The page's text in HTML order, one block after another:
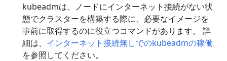
kubeadmは、ノードにインターネット接続がない状
態でクラスターを構築する際に、必要なイメージを
事前に取得するのに役立つコマンドがあります。 詳
細は、 インターネット接続無しでのkubeadmの稼働
を参照してください。